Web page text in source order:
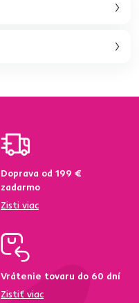
Doprava od 199 €
zadarmo
Zisti viac
Vrátenie tovaru do 60 dní
Zistiť viac